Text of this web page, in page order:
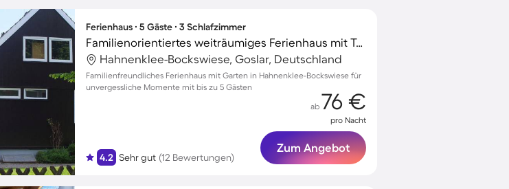
Ferienhaus ∙ 5 Gäste ∙ 3 Schlafzimmer
Familienorientiertes weiträumiges Ferienhaus mit Terrasse und Garten | Haustierfreundlich
Hahnenklee-Bockswiese, Goslar, Deutschland
Familienfreundliches Ferienhaus mit Garten in Hahnenklee-Bockswiese für
unvergessliche Momente mit bis zu 5 Gästen
4.2 Sehr gut (12 Bewertungen)
ab 76 €
pro Nacht
Zum Angebot